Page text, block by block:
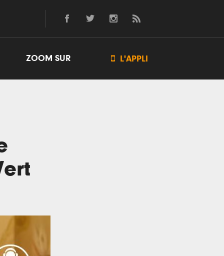
ZOOM SUR  L'APPLI